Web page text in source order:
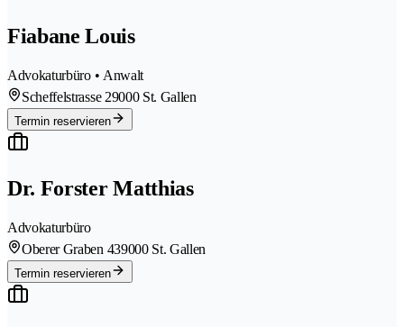
Fiabane Louis
Advokaturbüro • Anwalt
Scheffelstrasse 29000 St. Gallen
Termin reservieren
Dr. Forster Matthias
Advokaturbüro
Oberer Graben 439000 St. Gallen
Termin reservieren